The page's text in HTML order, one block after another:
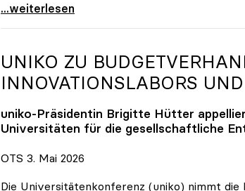
\"Österreich ist für die heimischen
...weiterlesen
UNIKO ZU
INNOVATIONSLABORS
uniko-Präsidentin Brigitte Hütter
Universitäten für die gesellschaftliche
OTS 3. Mai 2026
Die Universitätenkonferenz (uniko) nimmt